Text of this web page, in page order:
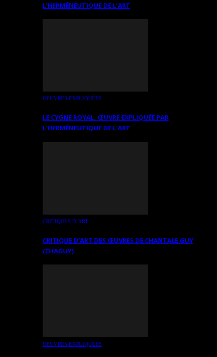
L’HERMÉNEUTIQUE DE L’ART
OEUVRES EXPLIQUÉES
LE CYGNE ROYAL. ŒUVRE EXPLIQUÉE PAR
L’HERMÉNEUTIQUE DE L’ART
CRITIQUES D’ART
CRITIQUE D’ART DES ŒUVRES DE CHANTALE GUY
(CHAGUY)
OEUVRES EXPLIQUÉES